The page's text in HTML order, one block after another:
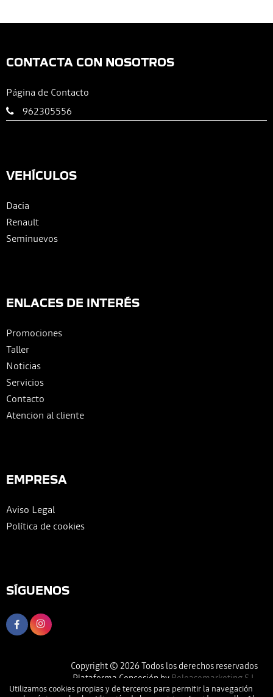
Utilizamos cookies propias y de terceros para permitir la navegación
CONTACTA CON NOSOTROS
Página de Contacto
962305556
VEHÍCULOS
Dacia
Renault
Seminuevos
ENLACES DE INTERÉS
Promociones
Taller
Noticias
Servicios
Contacto
Atencion al cliente
EMPRESA
Aviso Legal
Política de cookies
SÍGUENOS
Copyright © 2026 Todos los derechos reservados
Plataforma Concesión by Releasemarketing S.L.